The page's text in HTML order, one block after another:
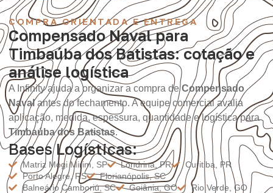
COMPRA ORIENTADA E ENTREGA
Compensado Naval para
Timbaúba dos Batistas: cotação e
análise logística
A Infinity ajuda a organizar a compra deCompensado
Navalantes do fechamento. A equipe comercial avalia
aplicação, medida, espessura, quantidade e logística para
Timbaúba dos Batistas.
Bases Logísticas:
Matriz Mogi Mirim, SP Londrina, PR
Curitiba, PR
Porto Alegre, RS
Florianópolis, SC
Balneário Camboriú, SC
Goiânia, GO
Rio Verde, GO